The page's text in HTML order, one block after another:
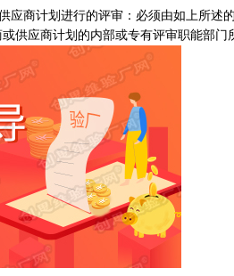
计划进行的评审：必须由如上所述的
供应商计划的内部或专有评审职能部门